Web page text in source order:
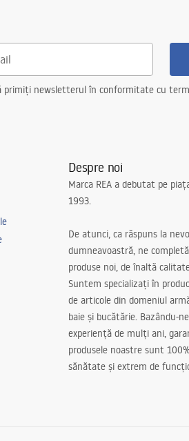
primiți newsletterul în conformitate cu
Despre noi
Marca REA a debutat pe
1993.
De atunci, ca răspuns la
dumneavoastră, ne
produse noi, de înaltă
Suntem specializați în
de articole din domeniul
baie și bucătărie. Bazându-
experiență de mulți ani,
produsele noastre sunt
sănătate și extrem de